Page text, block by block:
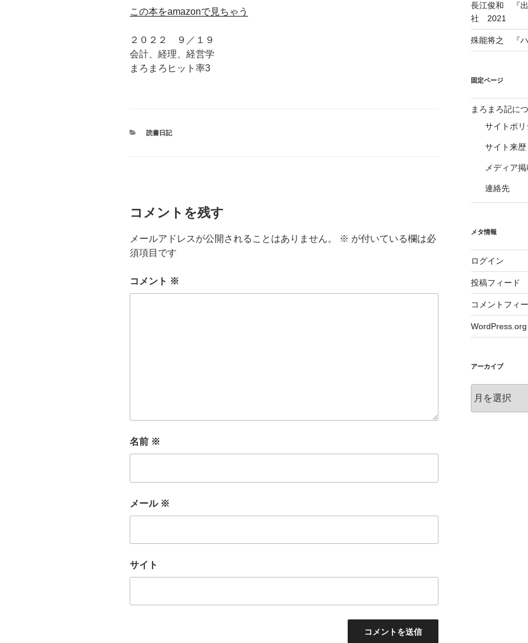
この本をamazonで見ちゃう
２０２２ ９／１９
会計、経理、経営学
まろまろヒット率3
カ
読書日記
コメントを残す
メールアドレスが公開されることはありません。 ※ が付いている欄は必
須項目です
コメント ※
名前 ※
メール ※
サイト
長江俊和 『
社 2021
殊能将之 『
固定ページ
まろまろ記に
サイトポリ
サイト来歴
メディア
連絡先
メタ情報
ログイン
投稿フィード
コメントフィ
WordPress.org
アーカイブ
ー